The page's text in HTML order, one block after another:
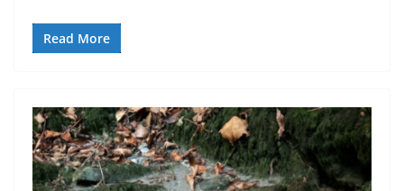
Read More